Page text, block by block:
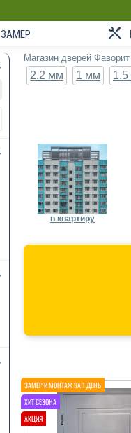
ЗАМЕР
Магазин дверей Фаворит
2.2 мм 1 мм
в квартиру